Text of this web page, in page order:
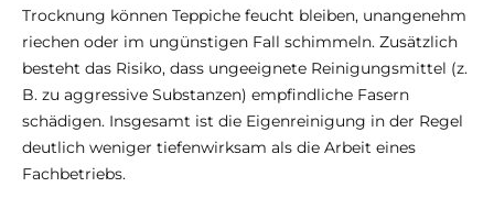
Trocknung können Teppiche feucht bleiben, unangenehm
riechen oder im ungünstigen Fall schimmeln. Zusätzlich
besteht das Risiko, dass ungeeignete Reinigungsmittel (z.
B. zu aggressive Substanzen) empfindliche Fasern
schädigen. Insgesamt ist die Eigenreinigung in der Regel
deutlich weniger tiefenwirksam als die Arbeit eines
Fachbetriebs.